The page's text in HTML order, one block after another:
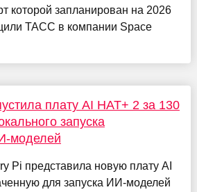
которой запланирован на 2026
ТАСС в компании Space
плату AI HAT+ 2 за 130
запуска
моделей
Pi представила новую плату AI
для запуска ИИ-моделей